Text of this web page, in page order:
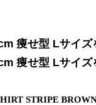
痩せ型 Lサイズ
痩せ型 Lサイズ
STRIPE